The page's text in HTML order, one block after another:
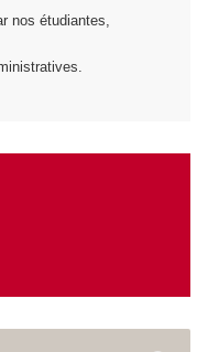
nos étudiantes,